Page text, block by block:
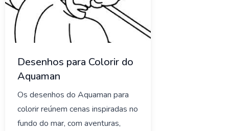
Desenhos para Colorir do
Aquaman
Os desenhos do Aquaman para
colorir reúnem cenas inspiradas no
fundo do mar, com aventuras,